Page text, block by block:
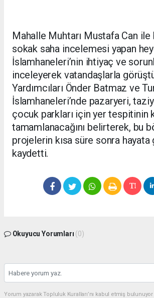
Mahalle Muhtarı Mustafa Can
sokak saha incelemesi yapan
İslamhaneleri’nin ihtiyaç ve
inceleyerek vatandaşlarla
Yardımcıları Önder Batmaz ve
İslamhaneleri’nde pazaryeri,
çocuk parkları için yer tespitinin
tamamlanacağını belirterek, bu
projelerin kısa süre sonra
kaydetti.
Okuyucu Yorumları (0)
Yorum yazarak Topluluk Kuralları’nı kabul etmiş